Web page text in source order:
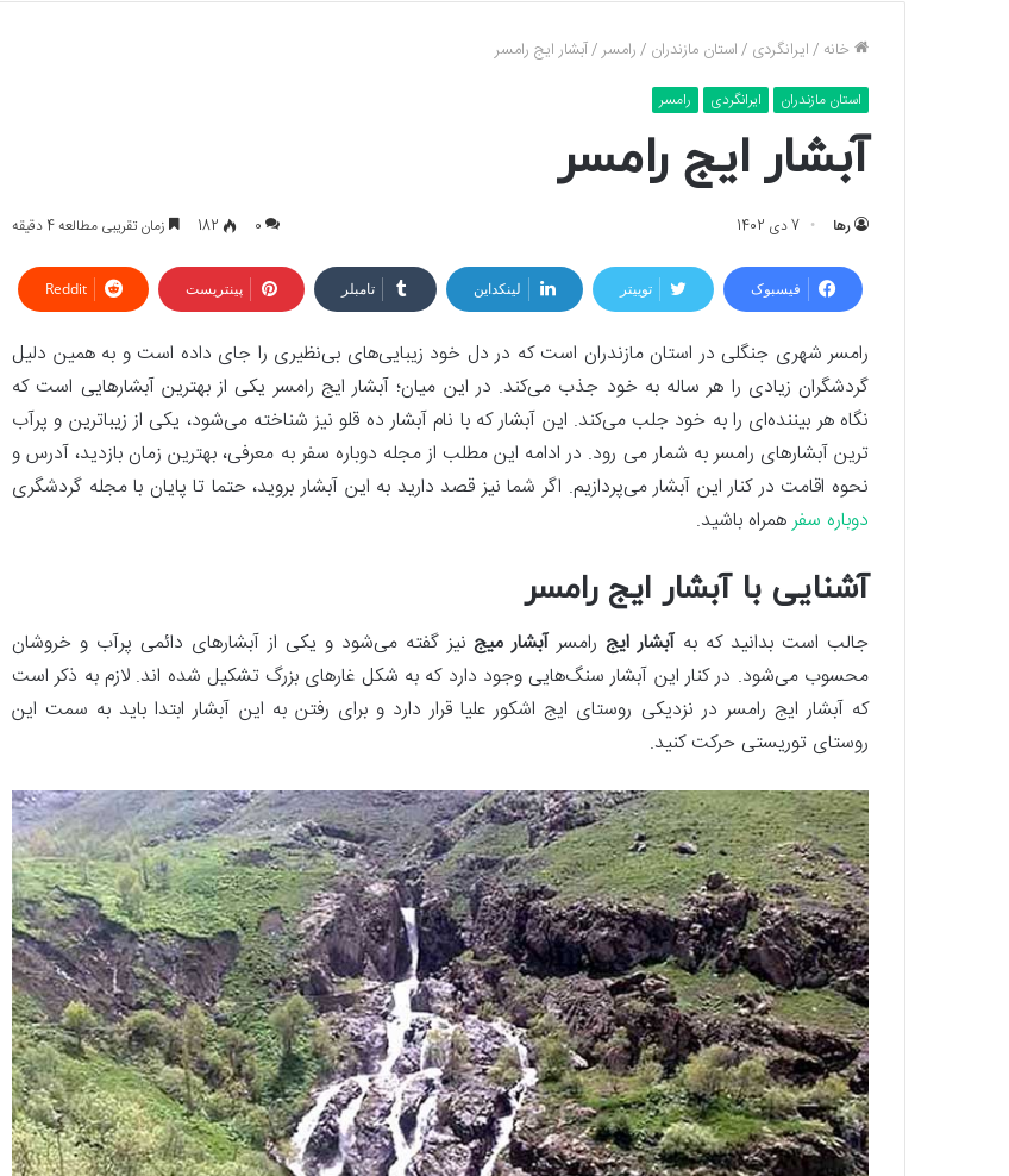
خانه /ایرانگردی /استان مازندران /رامسر/آبشار ایج رامسر
استان مازندران ایرانگردی رامسر
آبشار ایج رامسر
رها 7 دی 1402 0
182 زمان تقریبی مطالعه 4 دقیقه
فیسبوک توییتر لینکداین تامبلر پینتریست Reddit
رامسر شهری جنگلی در استان مازندران است که در دل خود زیبایی‌های بی‌نظیری را جای داده است و به همین دلیل
گردشگران زیادی را هر ساله به خود جذب می‌کند. در این میان؛ آبشار ایج رامسر یکی از بهترین آبشارهایی است که
نگاه هر بیننده‌ای را به خود جلب می‌کند. این آبشار که با نام آبشار ده قلو نیز شناخته می‌شود، یکی از زیباترین و پرآب
ترین آبشارهای رامسر به شمار می رود. در ادامه این مطلب از مجله دوباره سفر به معرفی، بهترین زمان بازدید، آدرس و
نحوه اقامت در کنار این آبشار می‌پردازیم. اگر شما نیز قصد دارید به این آبشار بروید، حتما تا پایان با مجله گردشگری
دوباره سفرهمراه باشید.
آشنایی با آبشار ایج رامسر
جالب است بدانید که بهآبشار ایج رامسرآبشار میج نیز گفته می‌شود و یکی از آبشارهای دائمی پرآب و خروشان
محسوب می‌شود. در کنار این آبشار سنگ‌هایی وجود دارد که به شکل غارهای بزرگ تشکیل شده اند. لازم به ذکر است
که آبشار ایج رامسر در نزدیکی روستای ایج اشکور علیا قرار دارد و برای رفتن به این آبشار ابتدا باید به سمت این
روستای توریستی حرکت کنید.